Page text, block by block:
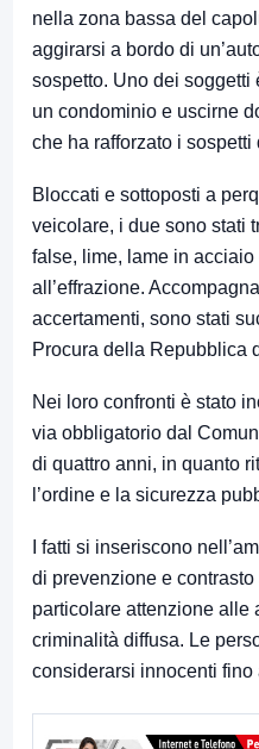
nella zona bassa del
aggirarsi a bordo di
sospetto. Uno dei soggetti
un condominio e uscirne
che ha rafforzato i sospetti
Bloccati e sottoposti a
veicolare, i due sono stati
false, lime, lame in
all’effrazione.
accertamenti, sono stati
Procura della Repubblica
Nei loro confronti è stato
via obbligatorio dal
di quattro anni, in quanto
l’ordine e la sicurezza
I fatti si inseriscono
di prevenzione e
particolare attenzione alle
criminalità diffusa. Le
considerarsi innocenti fino